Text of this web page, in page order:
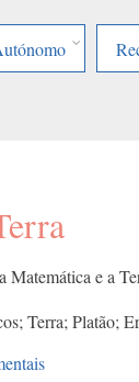
Matemática e a
Terra; Platão;